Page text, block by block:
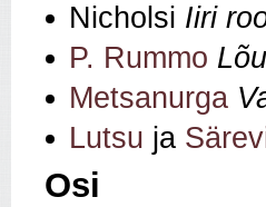
Nicholsi Iiri
P. Rummo
Metsanurga
Lutsu ja
Osi